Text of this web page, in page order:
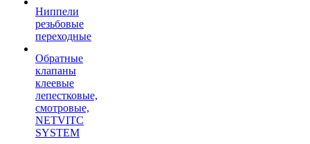
Ниппели
резьбовые
переходные
Обратные
клапаны
клеевые
лепестковые,
смотровые,
NETVITC
SYSTEM